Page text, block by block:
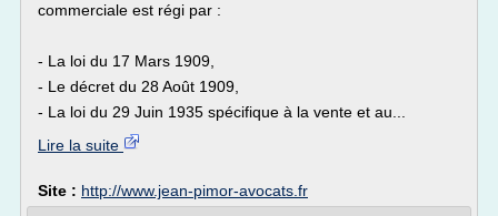
commerciale est régi par :
- La loi du 17 Mars 1909,
- Le décret du 28 Août 1909,
- La loi du 29 Juin 1935 spécifique à la vente et au...
Lire la suite
Site : http://www.jean-pimor-avocats.fr